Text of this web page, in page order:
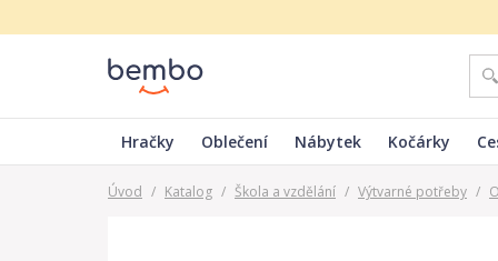
Hračky Oblečení Nábytek Kočárky
Úvod / Katalog / Škola a vzdělání / Výtvarné potřeby /